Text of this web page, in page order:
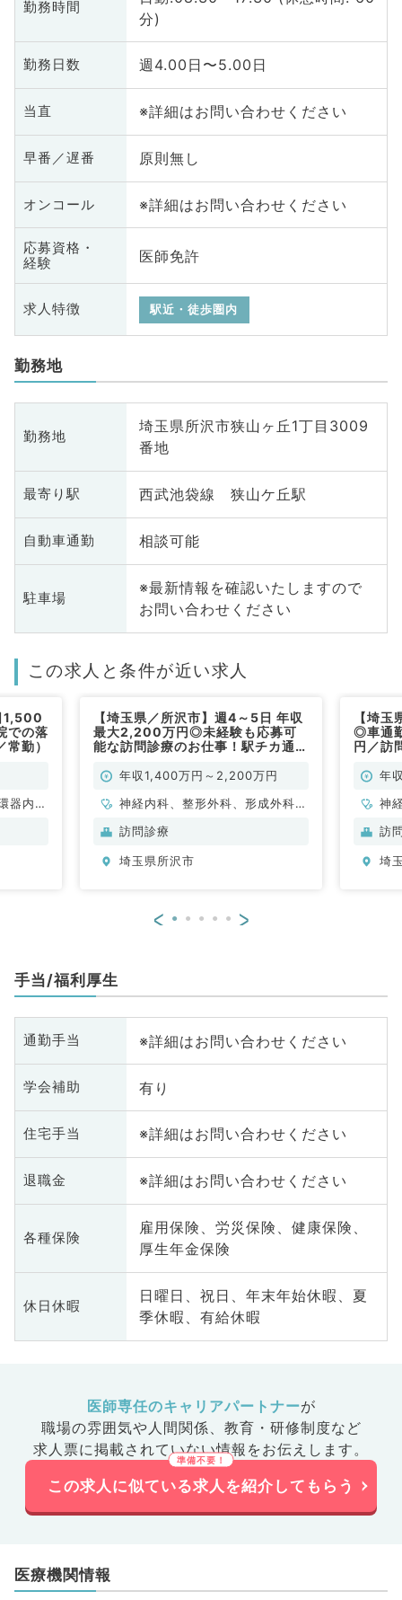
勤務時間
分)
勤務日数 週4.00日〜5.00日
当直 ※詳細はお問い合わせください
早番／遅番 原則無し
オンコール ※詳細はお問い合わせください
応募資格・
経験
医師免許
求人特徴 駅近・徒歩圏内
勤務地
勤務地
埼玉県所沢市狭山ヶ丘1丁目3009
番地
最寄り駅 西武池袋線 狭山ケ丘駅
自動車通勤 相談可能
駐車場
※最新情報を確認いたしますので
お問い合わせください
この求人と条件が近い求人
1,500
での落
勤）
器内
【埼玉県／所沢市】週4～5日 年収
最大2,200万円◎未経験も応募可
能な訪問診療のお仕事！駅チカ通勤
（科目不問）
年収1,400万円～2,200万円
神経内科、整形外科、形成外科、
脳神経外科、呼吸器外科、心臓血
環器内科、呼吸器内科、消化器内
全般、一般外科、消化器外科、乳
訪問診療
埼玉県所沢市
【埼
◎車通
円／訪
年
神
科
内
訪
埼
< >
手当/福利厚生
通勤手当 ※詳細はお問い合わせください
学会補助 有り
住宅手当 ※詳細はお問い合わせください
退職金 ※詳細はお問い合わせください
各種保険
雇用保険、労災保険、健康保険、
厚生年金保険
休日休暇
日曜日、祝日、年末年始休暇、夏
季休暇、有給休暇
医師専任のキャリアパートナーが
職場の雰囲気や人間関係、 教育・研修制度など
求人票に掲載されていない情報をお伝えします。
この求人に似ている求人を紹介してもらう
医療機関情報